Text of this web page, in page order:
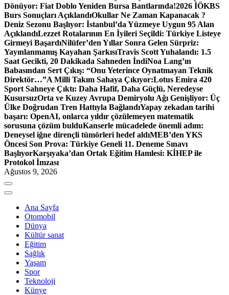
Dönüyor: Fiat Doblo Yeniden Bursa Bantlarında!2026 İÖKBS
Burs Sonuçları AçıklandıOkullar Ne Zaman Kapanacak ?
Deniz Sezonu Başlıyor: İstanbul’da Yüzmeye Uygun 95 Alan
AçıklandıLezzet Rotalarının En İyileri Seçildi: Türkiye Listeye
Girmeyi BaşardıNilüfer’den Yıllar Sonra Gelen Sürpriz:
Yayınlanmamış Kayahan ŞarkısıTravis Scott Yuhalandı: 1.5
Saat Gecikti, 20 Dakikada Sahneden İndiNoa Lang’ın
Babasından Sert Çıkış: “Onu Yeterince Oynatmayan Teknik
Direktör…”A Milli Takım Sahaya Çıkıyor:Lotus Emira 420
Sport Sahneye Çıktı: Daha Hafif, Daha Güçlü, Neredeyse
KusursuzOrta ve Kuzey Avrupa Demiryolu Ağı Genişliyor: Üç
Ülke Doğrudan Tren Hattıyla BağlandıYapay zekadan tarihi
başarı: OpenAI, onlarca yıldır çözülemeyen matematik
sorusuna çözüm bulduKanserle mücadelede önemli adım:
Deneysel iğne dirençli tümörleri hedef aldıMEB’den YKS
Öncesi Son Prova: Türkiye Geneli 11. Deneme Sınavı
BaşlıyorKarşıyaka’dan Ortak Eğitim Hamlesi: KİHEP ile
Protokol İmzası
Ağustos 9, 2026
Ana Sayfa
Otomobil
Dünya
Kültür sanat
Eğitim
Sağlık
Yaşam
Spor
Teknoloji
Künye